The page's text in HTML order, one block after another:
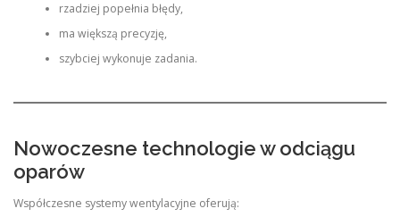
rzadziej popełnia błędy,
ma większą precyzję,
szybciej wykonuje zadania.
Nowoczesne technologie w odciągu
oparów
Współczesne systemy wentylacyjne oferują: